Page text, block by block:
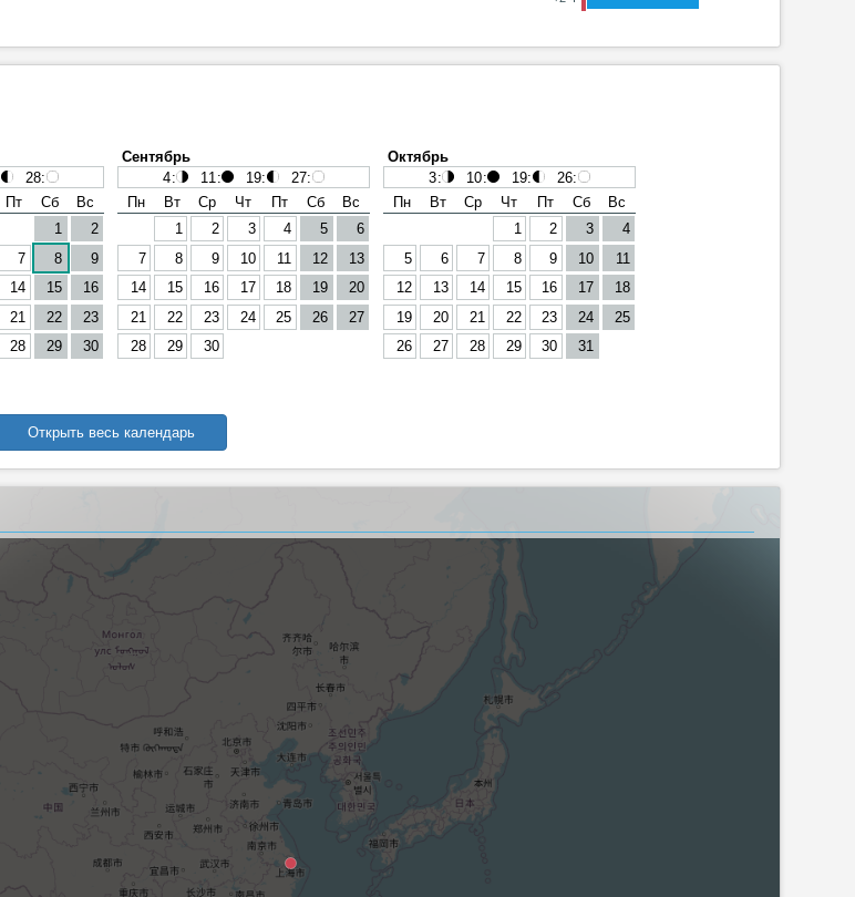
28:
Пт Сб
Вс
1
2
7 8
9
14 15
16
21 22
23
28 29
30
Сентябрь
4: 11 : 19: 27:
Пн
Вт Ср Чт Пт Сб
Вс
1
2 3 4 5
6
7
8 9 10 11 12
13
14
15 16 17 18 19
20
21
22 23 24 25 26
27
28
29 30
Октябрь
3: 10: 19: 26:
Пн
Вт Ср Чт Пт Сб
Вс
1
2 3
4
5
6 7 8 9 10
11
12
13 14 15 16 17
18
19
20 21 22 23 24
25
26
27 28 29 30 31
Открыть весь календарь